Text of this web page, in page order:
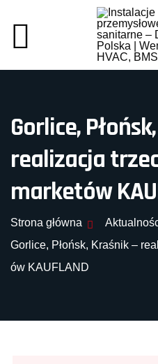
Gorlice,
realizacja
marketów
Strona główna
Gorlice, Płońsk, Kraśnik –
ów KAUFLAND